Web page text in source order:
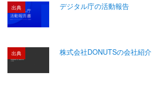
出典 デジタル庁の活動報告
出典 株式会社DONUTSの会社紹介